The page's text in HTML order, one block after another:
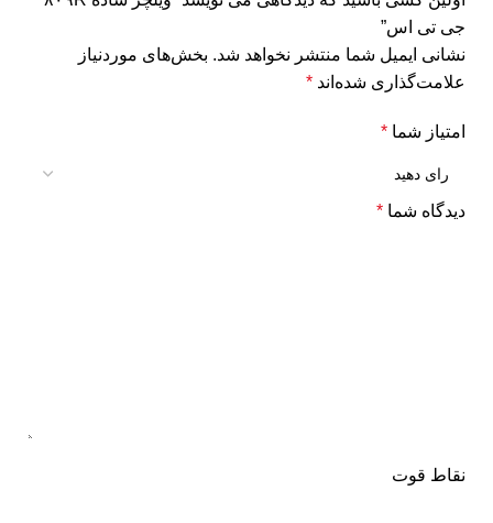
جی تی اس”
نشانی ایمیل شما منتشر نخواهد شد. بخش‌های موردنیاز
علامت‌گذاری شده‌اند *
امتیاز شما *
دیدگاه شما *
نقاط قوت